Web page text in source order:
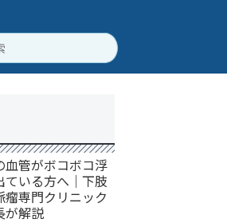
血管がボコボコ浮
ている方へ｜下肢
瘤専門クリニック
が解説